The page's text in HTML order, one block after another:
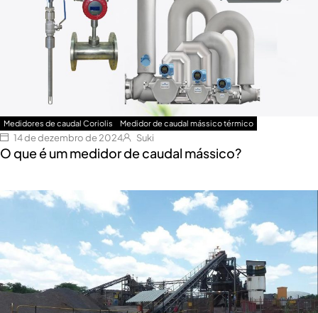
Medidores de caudal Coriolis Medidor de caudal mássico térmico
14 de dezembro de 2024 Suki
O que é um medidor de caudal mássico?